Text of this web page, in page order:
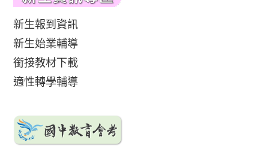
新生報到資訊
新生始業輔導
銜接教材下載
適性轉學輔導